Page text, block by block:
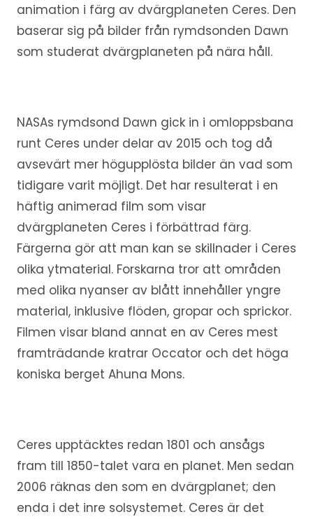
animation i färg av dvärgplaneten Ceres. Den
baserar sig på bilder från rymdsonden Dawn
som studerat dvärgplaneten på nära håll.
NASAs rymdsond Dawn gick in i omloppsbana
runt Ceres under delar av 2015 och tog då
avsevärt mer högupplösta bilder än vad som
tidigare varit möjligt. Det har resulterat i en
häftig animerad film som visar
dvärgplaneten Ceres i förbättrad färg.
Färgerna gör att man kan se skillnader i Ceres
olika ytmaterial. Forskarna tror att områden
med olika nyanser av blått innehåller yngre
material, inklusive flöden, gropar och sprickor.
Filmen visar bland annat en av Ceres mest
framträdande kratrar Occator och det höga
koniska berget Ahuna Mons.
Ceres upptäcktes redan 1801 och ansågs
fram till 1850-talet vara en planet. Men sedan
2006 räknas den som en dvärgplanet; den
enda i det inre solsystemet. Ceres är det